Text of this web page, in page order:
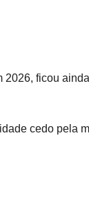
ficou
cedo pela